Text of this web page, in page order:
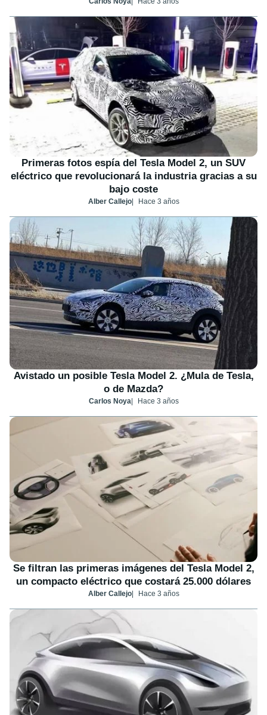
Primeras fotos espía del Tesla Model 2, un SUV
eléctrico que revolucionará la industria gracias a su
bajo coste
Alber Callejo Hace 3 años
Avistado un posible Tesla Model 2. ¿Mula de Tesla,
o de Mazda?
Carlos Noya Hace 3 años
Se filtran las primeras imágenes del Tesla Model 2,
un compacto eléctrico que costará 25.000 dólares
Alber Callejo Hace 3 años